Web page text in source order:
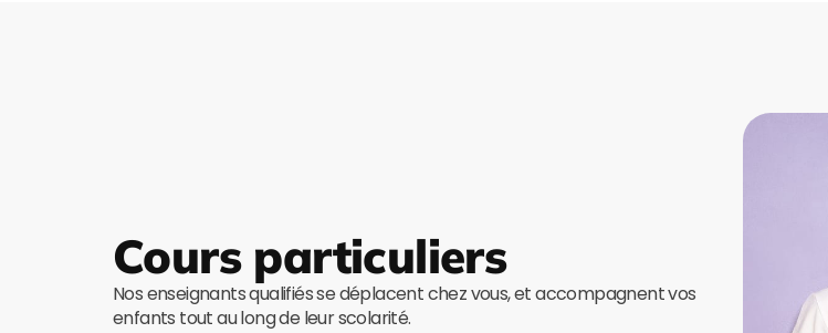
Cours particuliers
Nos enseignants qualifiés se déplacent chez vous, et accompagnent vos
enfants tout au long de leur scolarité.